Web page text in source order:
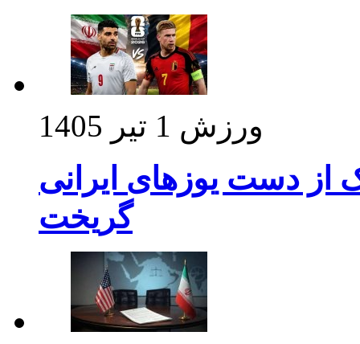
ورزش 1 تیر 1405
از دست یوزهای ایرانی
گریخت